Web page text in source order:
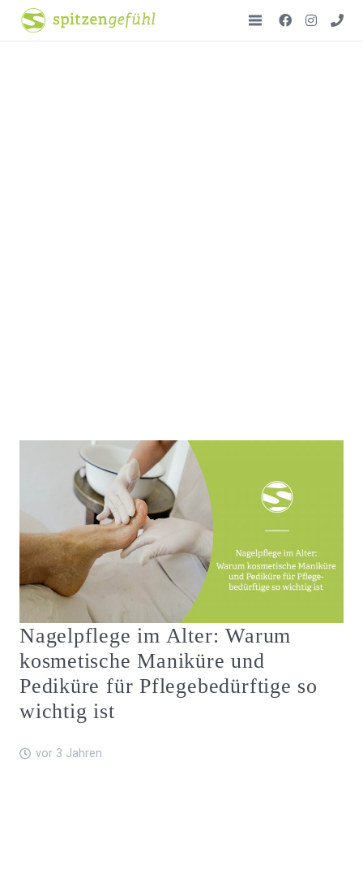
Nagelpflege im Alter: Warum
kosmetische Maniküre und
Pediküre für Pflegebedürftige so
wichtig ist
vor 3 Jahren